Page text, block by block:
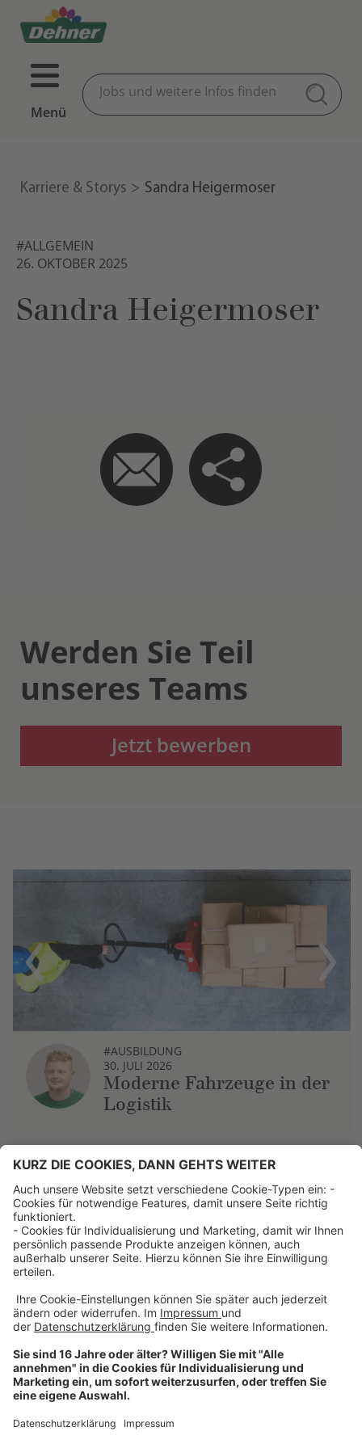
Menü
Karriere & Storys Sandra Heigermoser
#ALLGEMEIN
26. OKTOBER 2025
Sandra Heigermoser
Werden Sie Teil
unseres Teams
Jetzt bewerben
Previous
#AUSBILDUNG
30. JULI 2026
Moderne Fahrzeuge in der
Logistik
Next
Über uns
Dehner Unternehmen
Jobs bei Dehner